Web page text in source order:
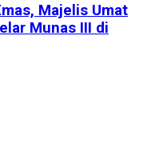
Majelis Umat
Munas III di